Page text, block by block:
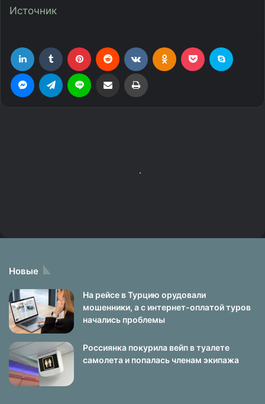
Новые
На рейсе в Турцию орудовали
мошенники, а с интернет-оплатой туров
начались проблемы
Россиянка покурила вейп в туалете
самолета и попалась членам экипажа